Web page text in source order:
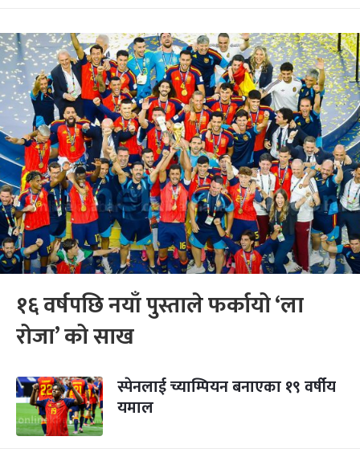
१६ वर्षपछि नयाँ पुस्ताले फर्कायो ‘ला
रोजा’ को साख
स्पेनलाई च्याम्पियन बनाएका १९ वर्षीय
यमाल